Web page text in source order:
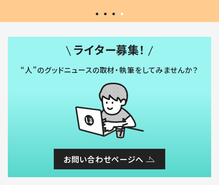
ライター募集！
“人”のグッドニュースの取材・執筆をしてみませんか？
お問い合わせページへ